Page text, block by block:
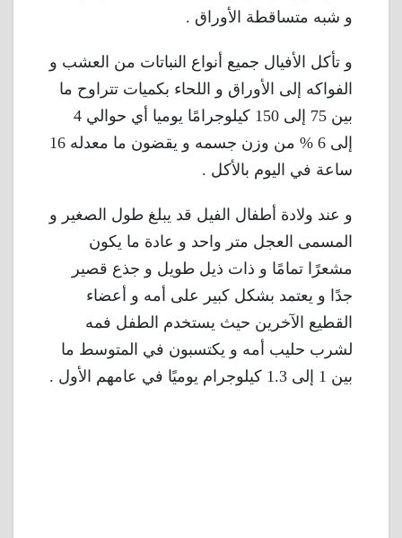
و شبه متساقطة الأوراق .
و تأكل الأفيال جميع أنواع النباتات من العشب و
الفواكه إلى الأوراق و اللحاء بكميات تتراوح ما
بين 75 إلى 150 كيلوجرامًا يوميا أي حوالي 4
إلى 6 % من وزن جسمه و يقضون ما معدله 16
ساعة في اليوم بالأكل .
و عند ولادة أطفال الفيل قد يبلغ طول الصغير و
المسمى العجل متر واحد و عادة ما يكون
مشعرًا تمامًا و ذات ذيل طويل و جذع قصير
جدًا و يعتمد بشكل كبير على أمه و أعضاء
القطيع الآخرين حيث يستخدم الطفل فمه
لشرب حليب أمه و يكتسبون في المتوسط ما
بين 1 إلى 1.3 كيلوجرام يوميًا في عامهم الأول .